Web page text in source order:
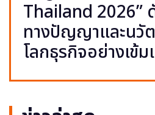
Thailand 2026”
ทางปัญญาและนวั
โลกธุรกิจอย่างเข้ม